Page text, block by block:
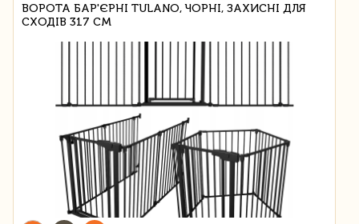
ВОРОТА БАР'ЄРНІ TULANO, ЧОРНІ, ЗАХИСНІ ДЛЯ
СХОДІВ 317 СМ